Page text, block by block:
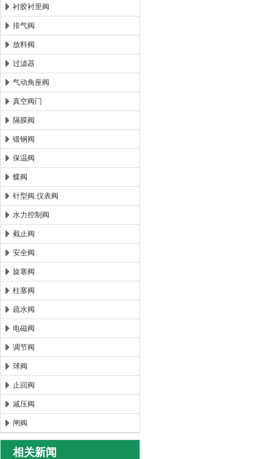
衬胶衬里阀
排气阀
放料阀
过滤器
气动角座阀
真空阀门
隔膜阀
锻钢阀
保温阀
蝶阀
针型阀.仪表阀
水力控制阀
截止阀
安全阀
旋塞阀
柱塞阀
疏水阀
电磁阀
调节阀
球阀
止回阀
减压阀
闸阀
相关新闻